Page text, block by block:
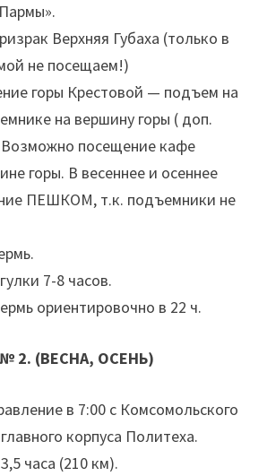
Верхняя Губаха (только в
не посещаем!)
горы Крестовой — подъем на
на вершину горы ( доп.
Возможно посещение кафе
горы. В весеннее и осеннее
ПЕШКОМ, т.к. подъемники не
7-8 часов.
ориентировочно в 22 ч.
2. (ВЕСНА, ОСЕНЬ)
в 7:00 с Комсомольского
корпуса Политеха.
часа (210 км).